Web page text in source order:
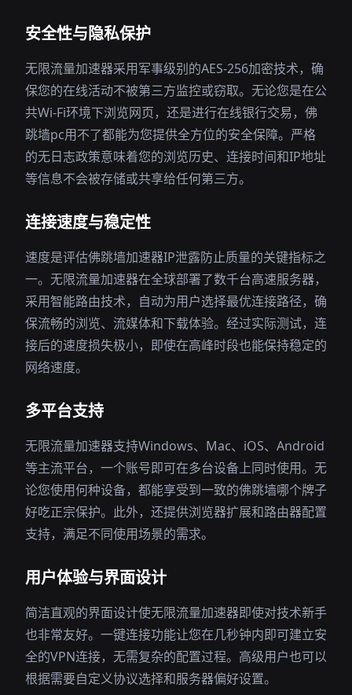
安全性与隐私保护
无限流量加速器采用军事级别的AES-256加密技术，确
保您的在线活动不被第三方监控或窃取。无论您是在公
共Wi-Fi环境下浏览网页，还是进行在线银行交易，佛
跳墙pc用不了都能为您提供全方位的安全保障。严格
的无日志政策意味着您的浏览历史、连接时间和IP地址
等信息不会被存储或共享给任何第三方。
连接速度与稳定性
速度是评估佛跳墙加速器IP泄露防止质量的关键指标之
一。无限流量加速器在全球部署了数千台高速服务器，
采用智能路由技术，自动为用户选择最优连接路径，确
保流畅的浏览、流媒体和下载体验。经过实际测试，连
接后的速度损失极小，即使在高峰时段也能保持稳定的
网络速度。
多平台支持
无限流量加速器支持Windows、Mac、iOS、Android
等主流平台，一个账号即可在多台设备上同时使用。无
论您使用何种设备，都能享受到一致的佛跳墙哪个牌子
好吃正宗保护。此外，还提供浏览器扩展和路由器配置
支持，满足不同使用场景的需求。
用户体验与界面设计
简洁直观的界面设计使无限流量加速器即使对技术新手
也非常友好。一键连接功能让您在几秒钟内即可建立安
全的VPN连接，无需复杂的配置过程。高级用户也可以
根据需要自定义协议选择和服务器偏好设置。